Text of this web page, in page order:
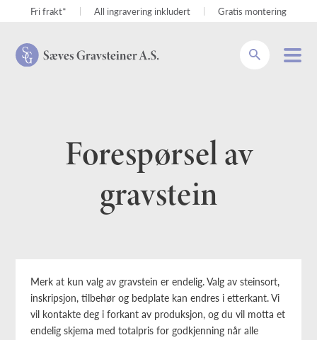
Fri frakt* All ingravering inkludert Gratis montering
Forespørsel av
gravstein
Merk at kun valg av gravstein er endelig. Valg av steinsort,
inskripsjon, tilbehør og bedplate kan endres i etterkant. Vi
vil kontakte deg i forkant av produksjon, og du vil motta et
endelig skjema med totalpris for godkjenning når alle